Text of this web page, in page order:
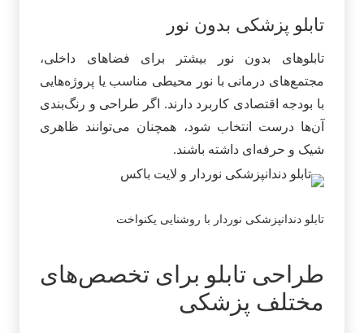
تابلو پزشکی بدون نور
تابلوهای بدون نور بیشتر برای فضاهای داخلی،
مجتمع‌های درمانی با نور محیطی مناسب یا پروژه‌هایی
با بودجه اقتصادی کاربرد دارند. اگر طراحی و رنگ‌بندی
آن‌ها درست انتخاب شود، همچنان می‌توانند ظاهری
شیک و حرفه‌ای داشته باشند.
تابلو دندانپزشکی نوردار با روشنایی یکنواخت
طراحی تابلو برای تخصص‌های
مختلف پزشکی